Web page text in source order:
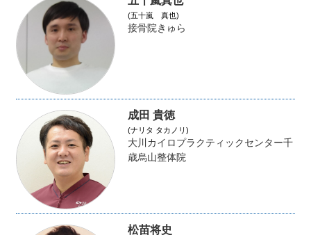
(五十嵐 真也)
接骨院きゅら
成田 貴徳
(ナリタ タカノリ)
大川カイロプラクティックセンター千
歳烏山整体院
松苗将史